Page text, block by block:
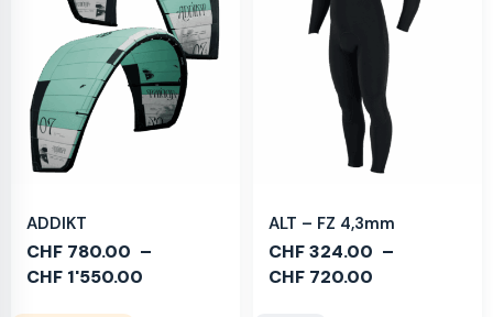
ADDIKT
CHF 780.00 –
CHF 1'550.00
ALT – FZ 4,3mm
CHF324.00 –
CHF 720.00